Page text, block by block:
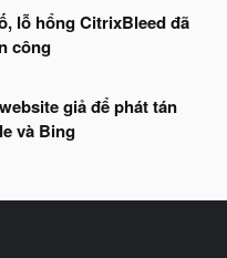
lỗ hổng CitrixBleed đã
công
giả để phát tán
và Bing